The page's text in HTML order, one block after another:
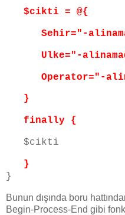
$cikti = @{
Sehir="-
Ulke="-
Operator="-
}
finally {
$cikti
}
}
Bunun dışında boru
Begin-Process-End gibi